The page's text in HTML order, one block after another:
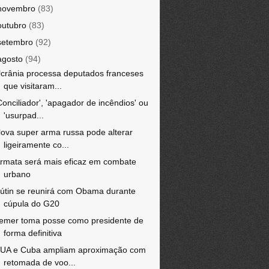
(83)
(83)
(92)
(94)
processa deputados franceses
que visitaram...
'apagador de incêndios' ou
'usurpad...
super arma russa pode alterar
ligeiramente co...
será mais eficaz em combate
urbano
se reunirá com Obama durante
cúpula do G20
toma posse como presidente de
forma definitiva
e Cuba ampliam aproximação com
retomada de voo...